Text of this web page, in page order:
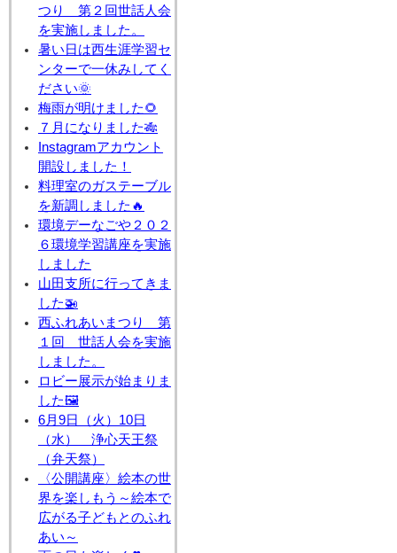
つり 第２回世話人会
を実施しました。
暑い日は西生涯学習セ
ンターで一休みしてく
ださい🌞
梅雨が明けました🌻
７月になりました🎋
Instagramアカウント
開設しました！
料理室のガステーブル
を新調しました🔥
環境デーなごや２０２
６環境学習講座を実施
しました
山田支所に行ってきま
した🚁
西ふれあいまつり 第
１回 世話人会を実施
しました。
ロビー展示が始まりま
した🖼
6月9日（火）10日
（水） 浄心天王祭
（弁天祭）
〈公開講座〉絵本の世
界を楽しもう～絵本で
広がる子どもとのふれ
あい～